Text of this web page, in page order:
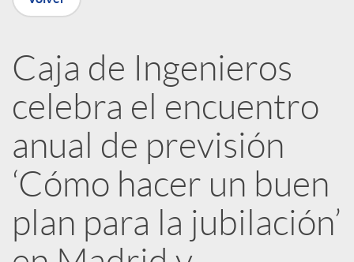
e
d
e
s
Caja de Ingenieros
celebra el encuentro
anual de previsión
‘Cómo hacer un buen
plan para la jubilación’